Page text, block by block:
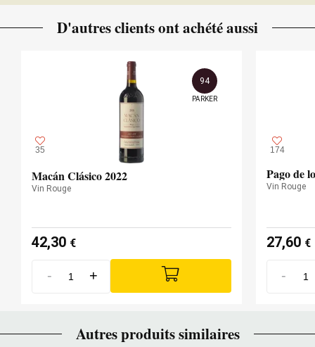
D'autres clients ont achété aussi
35
94
PARKER
Macán Clásico 2022
Vin Rouge
42,30 €
- +
174
Pago de
Vin Rouge
27,60 €
-
Autres produits similaires